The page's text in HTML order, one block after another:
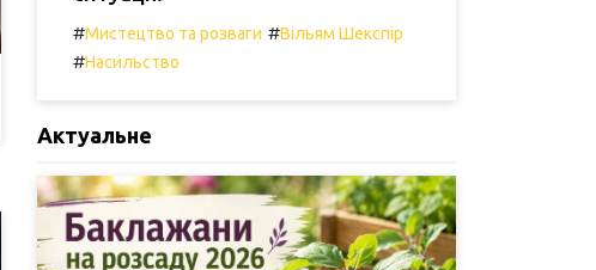
#Мистецтво та розваги #Вільям Шекспір
#Насильство
Актуальне